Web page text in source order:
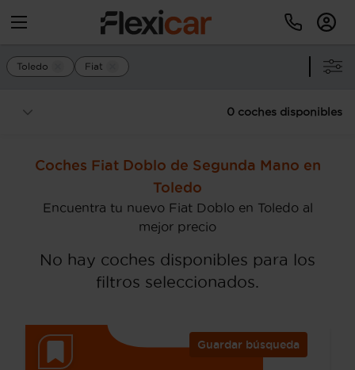
Toledo Fiat
0 coches disponibles
Coches Fiat Doblo de Segunda Mano en
Toledo
Encuentra tu nuevo Fiat Doblo en Toledo al
mejor precio
No hay coches disponibles para los
filtros seleccionados.
Guardar búsqueda